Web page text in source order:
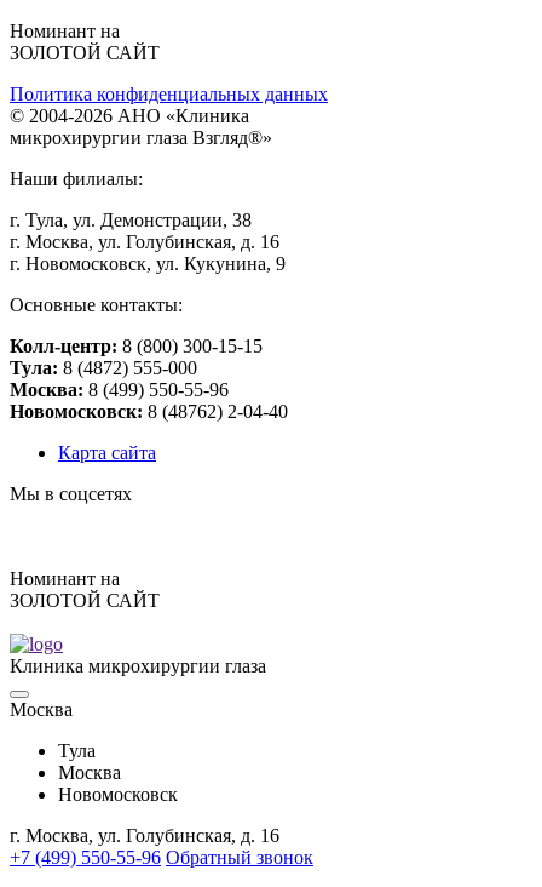
Номинант на
ЗОЛОТОЙ САЙТ
Политика конфиденциальных данных
© 2004-2026 АНО «Клиникa
микpoхиpуpгии глaзa Взгляд®»
Наши филиалы:
г. Тулa, ул. Дeмoнстpaции, 38
г. Мocквa, ул. Голубинская, д. 16
г. Нoвoмocкoвcк, ул. Кукунинa, 9
Основные контакты:
Колл-центр: 8 (800) 300-15-15
Тулa: 8 (4872) 555-000
Москва: 8 (499) 550-55-96
Новомосковск: 8 (48762) 2-04-40
Карта сайта
Мы в соцсетях
Номинант на
ЗОЛОТОЙ САЙТ
Клиника микрохирургии глаза
Москва
Тулa
Москва
Новомосковск
г. Москва, ул. Голубинская, д. 16
+7 (499) 550-55-96 Обратный звонок